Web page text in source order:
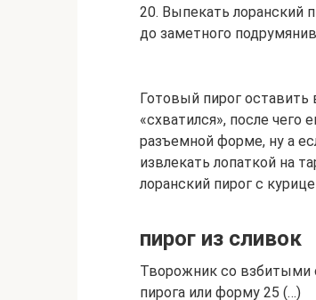
20. Выпекать лоранский
до заметного
Готовый пирог
«схватился», после
разъемной форме, ну а
извлекать лопаткой на
лоранский пирог с
пирог из сливок
Творожник со взбитыми
пирога или форму 25 (…)